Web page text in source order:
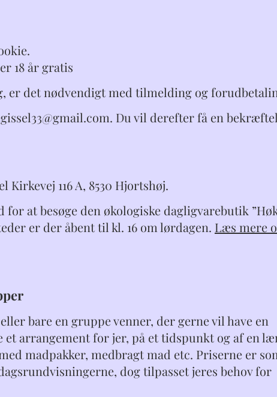
18 år gratis
er det nødvendigt med tilmelding og
Du vil derefter få en
Kirkevej 116 A, 8530 Hjortshøj.
at besøge den økologiske dagligvarebutik
er der åbent til kl. 16 om lørdagen. Læs mere
bare en gruppe venner, der gerne vil have en
arrangement for jer, på et tidspunkt og af en
madpakker, medbragt mad etc. Priserne er
dog tilpasset jeres behov for